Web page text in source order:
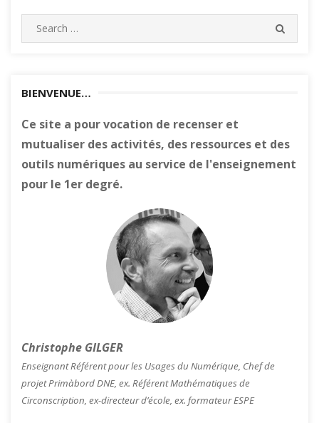
BIENVENUE…
Ce site a pour vocation de recenser et
mutualiser des activités, des ressources et des
outils numériques au service de l'enseignement
pour le 1er degré.
Christophe GILGER
Enseignant Référent pour les Usages du Numérique, Chef de
projet Primàbord DNE, ex. Référent Mathématiques de
Circonscription, ex-directeur d’école, ex. formateur ESPE